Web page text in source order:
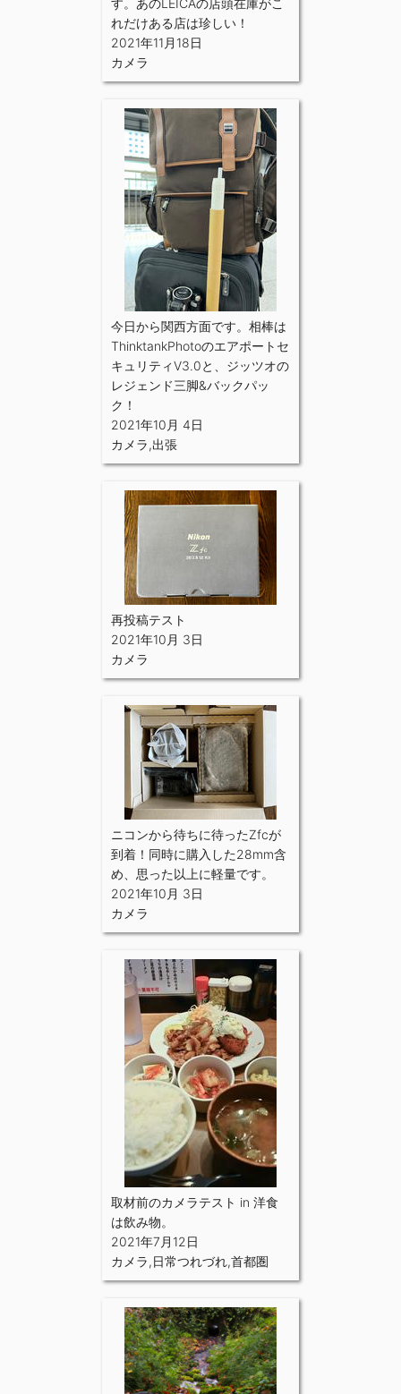
れだけある店は珍しい！
2021年11月18日
カメラ
今日から関西方面です。相棒は
ThinktankPhotoのエアポートセ
キュリティV3.0と、ジッツオの
レジェンド三脚&バックパッ
ク！
2021年10月 4日
カメラ,出張
再投稿テスト
2021年10月 3日
カメラ
ニコンから待ちに待ったZfcが
到着！同時に購入した28mm含
め、思った以上に軽量です。
2021年10月 3日
カメラ
取材前のカメラテスト in 洋食
は飲み物。
2021年7月12日
カメラ,日常つれづれ,首都圏